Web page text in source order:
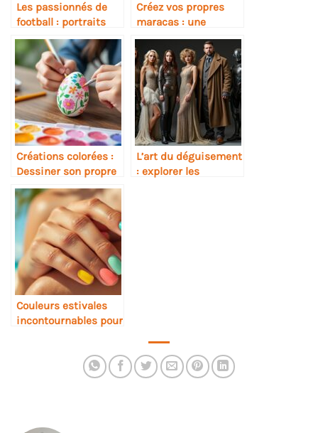
Les passionnés de
football : portraits
des futurs
champions
Créez vos propres
maracas : une
activité manuelle
ludique et colorée
Créations colorées :
Dessiner son propre
œuf de Pâques
L’art du déguisement
: explorer les
Couleurs estivales
incontournables pour